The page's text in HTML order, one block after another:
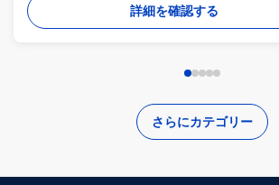
Strength Wanli® PUR hot melt adhesive
for electronics structural bonding is a
詳細を確認する
さらにカテゴリー